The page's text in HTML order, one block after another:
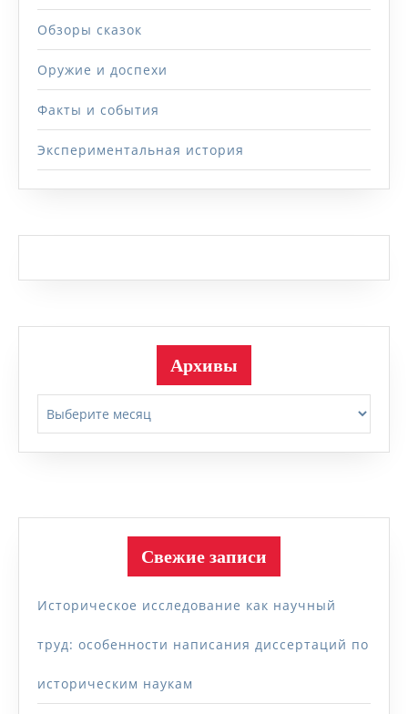
Обзоры сказок
Оружие и доспехи
Факты и события
Экспериментальная история
Архивы
Свежие записи
Историческое исследование как научный
труд: особенности написания диссертаций по
историческим наукам